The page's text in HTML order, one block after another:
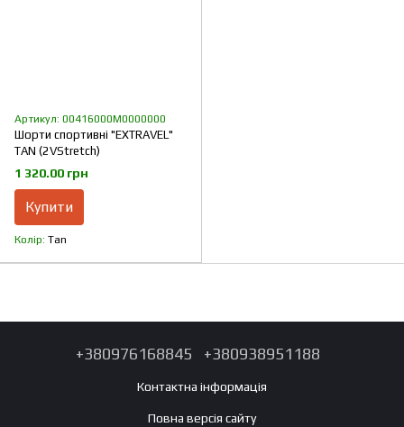
Артикул: 00416000M0000000
Шорти спортивні "EXTRAVEL"
TAN (2VStretch)
1 320.00 грн
Купити
Колір Tan
+380976168845 +380938951188
Контактна інформація
Повна версія сайту